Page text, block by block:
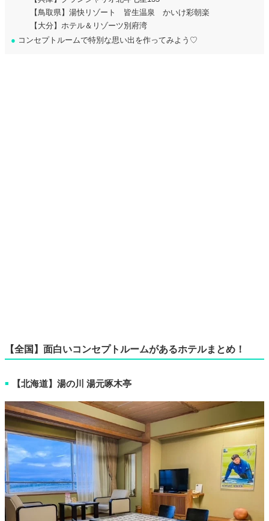
【鳥取県】湯快リゾート 皆生温泉 かいけ彩朝楽
【大分】ホテル＆リゾーツ別府湾
● コンセプトルームで特別な思い出を作ってみよう♡
【全国】面白いコンセプトルームがあるホテルまとめ！
■ 【北海道】湯の川 湯元啄木亭